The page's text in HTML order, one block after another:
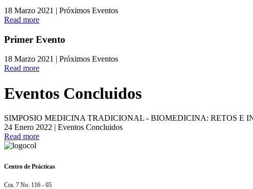
18 Marzo 2021 | Próximos Eventos
Read more
Primer Evento
18 Marzo 2021 | Próximos Eventos
Read more
Eventos Concluidos
SIMPOSIO MEDICINA TRADICIONAL - BIOMEDICINA: RETOS E
24 Enero 2022 | Eventos Concluidos
Read more
Centro de Prácticas
Cra. 7 No. 116 - 05